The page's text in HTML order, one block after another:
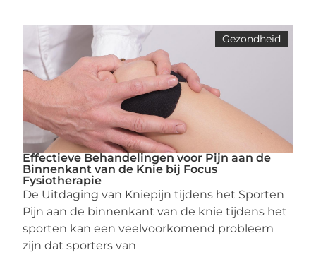
Gezondheid
Effectieve Behandelingen voor Pijn aan de
Binnenkant van de Knie bij Focus
Fysiotherapie
De Uitdaging van Kniepijn tijdens het Sporten
Pijn aan de binnenkant van de knie tijdens het
sporten kan een veelvoorkomend probleem
zijn dat sporters van